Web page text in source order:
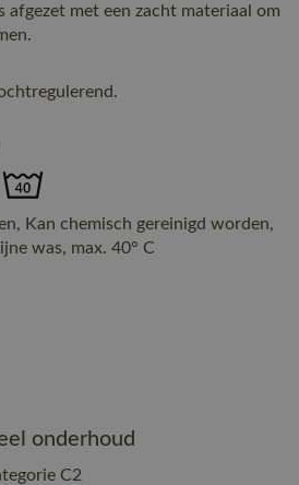
afgezet met een zacht materiaal om
Kan chemisch gereinigd worden,
was, max. 40° C
onderhoud
C2